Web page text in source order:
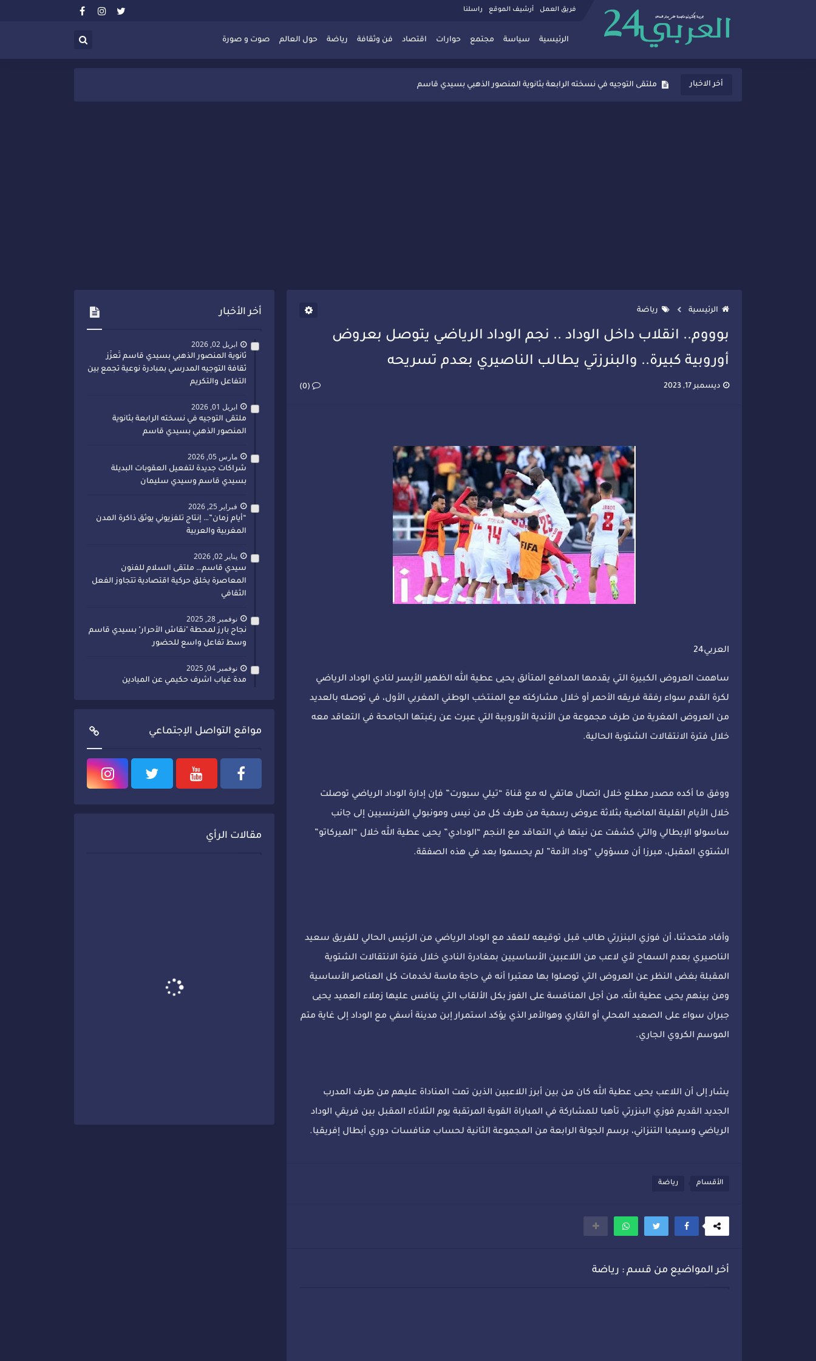
فريق العمل أرشيف الموقع راسلنا
الرئيسية سياسة مجتمع حوارات اقتصاد فن وثقافة رياضة حول العالم صوت و صورة
أخر الاخبار
ثانوية المنصور الذهبي بسيدي قاسم تُعزّز ثقافة التوجيه المدرسي بمبادرة نوعية تجمع بين التفاعل والتكريم
ملتقى التوجيه في نسخته الرابعة بثانوية المنصور الذهبي بسيدي قاسم
الرئيسية رياضة
بوووم.. انقلاب داخل الوداد .. نجم الوداد الرياضي يتوصل بعروض
أوروبية كبيرة.. والبنرزتي يطالب الناصيري بعدم تسريحه
ديسمبر 17, 2023 (0)
العربي24
ساهمت العروض الكبيرة التي يقدمها المدافع المتألق يحيى عطية الله الظهير الأيسر لنادي الوداد الرياضي
لكرة القدم سواء رفقة فريقه الأحمر أو خلال مشاركته مع المنتخب الوطني المغربي الأول، في توصله بالعديد
من العروض المغرية من طرف مجموعة من الأندية الأوروبية التي عبرت عن رغبتها الجامحة في التعاقد معه
خلال فترة الانتقالات الشتوية الحالية.
ووفق ما أكده مصدر مطلع خلال اتصال هاتفي له مع قناة “تيلي سبورت” فإن إدارة الوداد الرياضي توصلت
خلال الأيام القليلة الماضية بثلاثة عروض رسمية من طرف كل من نيس ومونبولي الفرنسيين إلى جانب
ساسولو الإيطالي والتي كشفت عن نيتها في التعاقد مع النجم “الودادي” يحيى عطية الله خلال “الميركاتو”
الشتوي المقبل، مبرزا أن مسؤولي “وداد الأمة” لم يحسموا بعد في هذه الصفقة.
وأفاد متحدثنا، أن فوزي البنزرتي طالب قبل توقيعه للعقد مع الوداد الرياضي من الرئيس الحالي للفريق سعيد
الناصيري بعدم السماح لأي لاعب من اللاعبين الأساسيين بمغادرة النادي خلال فترة الانتقالات الشتوية
المقبلة بغض النظر عن العروض التي توصلوا بها معتبرا أنه في حاجة ماسة لخدمات كل العناصر الأساسية
ومن بينهم يحيى عطية الله، من أجل المنافسة على الفوز بكل الألقاب التي ينافس عليها زملاء العميد يحيى
جبران سواء على الصعيد المحلي أو القاري وهوالأمر الذي يؤكد استمرار إبن مدينة أسفي مع الوداد إلى غاية متم
الموسم الكروي الجاري.
يشار إلى أن اللاعب يحيى عطية الله كان من بين أبرز اللاعبين الذين تمت المناداة عليهم من طرف المدرب
الجديد القديم فوزي البنزرتي تأهبا للمشاركة في المباراة القوية المرتقبة يوم الثلاثاء المقبل بين فريقي الوداد
الرياضي وسيمبا التنزاني، برسم الجولة الرابعة من المجموعة الثانية لحساب منافسات دوري أبطال إفريقيا.
الأقسام رياضة
أخر المواضيع من قسم : رياضة
أخر الأخبار
ابريل 02, 2026
ثانوية المنصور الذهبي بسيدي قاسم تُعزّز
ثقافة التوجيه المدرسي بمبادرة نوعية تجمع بين
التفاعل والتكريم
ابريل 01, 2026
ملتقى التوجيه في نسخته الرابعة بثانوية
المنصور الذهبي بسيدي قاسم
مارس 05, 2026
شراكات جديدة لتفعيل العقوبات البديلة
بسيدي قاسم وسيدي سليمان
فبراير 25, 2026
“أيام زمان”… إنتاج تلفزيوني يوثق ذاكرة المدن
المغربية والعربية
يناير 02, 2026
سيدي قاسم… ملتقى السلام للفنون
المعاصرة يخلق حركية اقتصادية تتجاوز الفعل
الثقافي
نوفمبر 28, 2025
نجاح بارز لمحطة "نقاش الأحرار" بسيدي قاسم
وسط تفاعل واسع للحضور
نوفمبر 04, 2025
مدة غياب اشرف حكيمي عن الميادين
مواقع التواصل الإجتماعي
مقالات الرأي